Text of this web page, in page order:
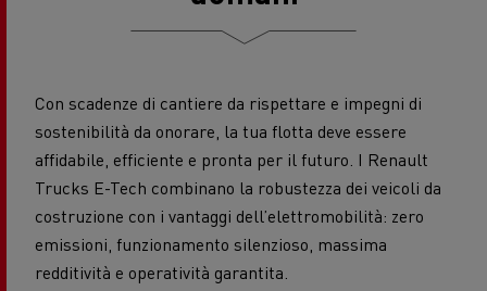
Con scadenze di cantiere da rispettare e impegni di
sostenibilità da onorare, la tua flotta deve essere
affidabile, efficiente e pronta per il futuro. I Renault
Trucks E-Tech combinano la robustezza dei veicoli da
costruzione con i vantaggi dell’elettromobilità: zero
emissioni, funzionamento silenzioso, massima
redditività e operatività garantita.